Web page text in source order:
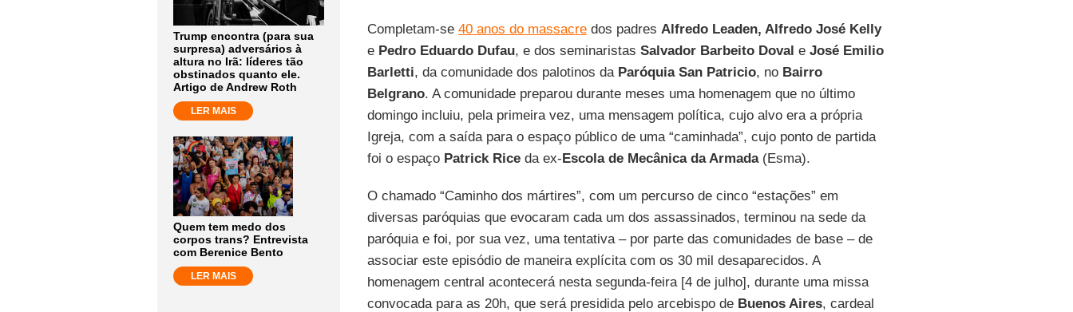
Trump encontra (para sua
surpresa) adversários à
altura no Irã: líderes tão
obstinados quanto ele.
Artigo de Andrew Roth
LER MAIS
Quem tem medo dos
corpos trans? Entrevista
com Berenice Bento
LER MAIS
Completam-se 40 anos do massacredos padres Alfredo Leaden, Alfredo José Kelly
e Pedro Eduardo Dufau, e dos seminaristas Salvador Barbeito Doval e José Emilio
Barletti, da comunidade dos palotinos da Paróquia San Patricio, no Bairro
Belgrano. A comunidade preparou durante meses uma homenagem que no último
domingo incluiu, pela primeira vez, uma mensagem política, cujo alvo era a própria
Igreja, com a saída para o espaço público de uma “caminhada”, cujo ponto de partida
foi o espaço Patrick Riceda ex-Escola de Mecânica da Armada(Esma).
O chamado “Caminho dos mártires”, com um percurso de cinco “estações” em
diversas paróquias que evocaram cada um dos assassinados, terminou na sede da
paróquia e foi, por sua vez, uma tentativa – por parte das comunidades de base – de
associar este episódio de maneira explícita com os 30 mil desaparecidos. A
homenagem central acontecerá nesta segunda-feira [4 de julho], durante uma missa
convocada para as 20h, que será presidida pelo arcebispo de Buenos Aires, cardeal